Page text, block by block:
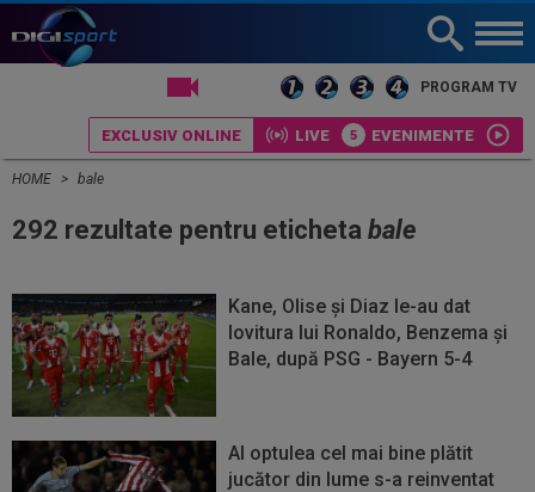
PROGRAM TV
EXCLUSIV ONLINE LIVE EVENIMENTE
HOME bale
292 rezultate pentru eticheta bale
Kane, Olise și Diaz le-au dat
lovitura lui Ronaldo, Benzema și
Bale, după PSG - Bayern 5-4
Al optulea cel mai bine plătit
jucător din lume s-a reinventat